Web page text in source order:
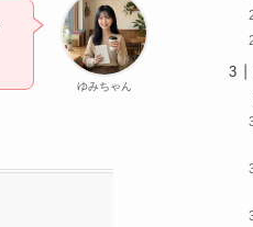
ゆみちゃん